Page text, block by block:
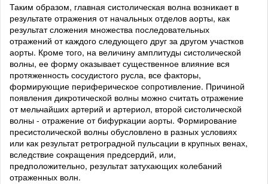
Таким образом, главная систолическая волна возникает в
результате отражения от начальных отделов аорты, как
результат сложения множества последовательных
отражений от каждого следующего друг за другом участков
аорты. Кроме того, на величину амплитуды систолической
волны, ее форму оказывает существенное влияние вся
протяженность сосудистого русла, все факторы,
формирующие периферическое сопротивление. Причиной
появления дикротической волны можно считать отражение
от мельчайших артерий и артериол, второй систолической
волны - отражение от бифуркации аорты. Формирование
пресистолической волны обусловлено в разных условиях
или как результат ретроградной пульсации в крупных венах,
вследствие сокращения предсердий, или,
предположительно, результат затухающих колебаний
отраженных волн.